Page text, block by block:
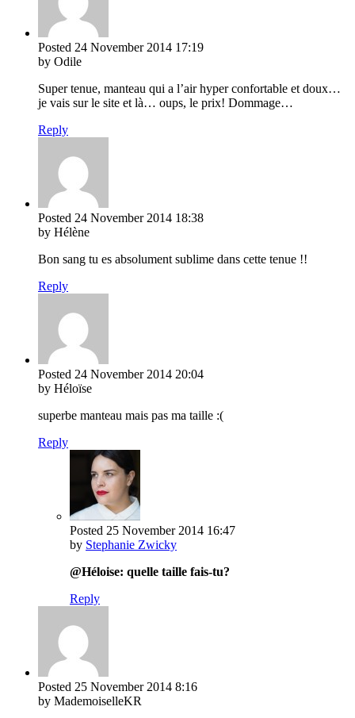
Posted 24 November 2014 17:19
by Odile
Super tenue, manteau qui a l’air hyper confortable et doux…
je vais sur le site et là… oups, le prix! Dommage…
Reply
Posted 24 November 2014 18:38
by Hélène
Bon sang tu es absolument sublime dans cette tenue !!
Reply
Posted 24 November 2014 20:04
by Héloïse
superbe manteau mais pas ma taille :(
Reply
Posted 25 November 2014 16:47
by Stephanie Zwicky
@Héloise: quelle taille fais-tu?
Reply
Posted 25 November 2014 8:16
by MademoiselleKR